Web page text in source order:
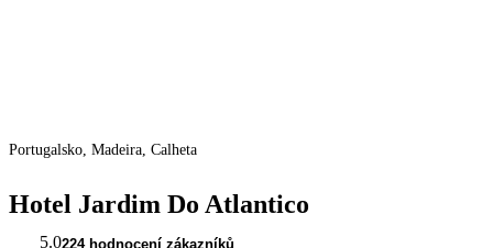
Portugalsko, Madeira, Calheta
Hotel Jardim Do Atlantico
5.0224 hodnocení zákazníků